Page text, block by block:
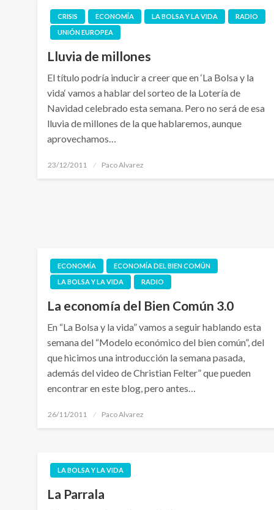
CRISIS ECONOMÍA LA BOLSA Y LA VIDA
RADIO
UNIÓN EUROPEA
Lluvia de millones
El título podría inducir a creer que en ‘La Bolsa y la
vida‘ vamos a hablar del sorteo de la Lotería de
Navidad celebrado esta semana. Pero no será de esa
lluvia de millones de la que hablaremos, aunque
aprovechamos…
Publicado
23/12/2011 Paco Alvarez
ECONOMÍA
ECONOMÍA DEL BIEN COMÚN
LA BOLSA Y LA VIDA
RADIO
La economía del Bien Común 3.0
En “La Bolsa y la vida” vamos a seguir hablando esta
semana del “Modelo económico del bien común”, del
que hicimos una introducción la semana pasada,
además del video de Christian Felter” que pueden
encontrar en este blog, pero antes…
Publicado
26/11/2011 Paco Alvarez
LA BOLSA Y LA VIDA
La Parrala